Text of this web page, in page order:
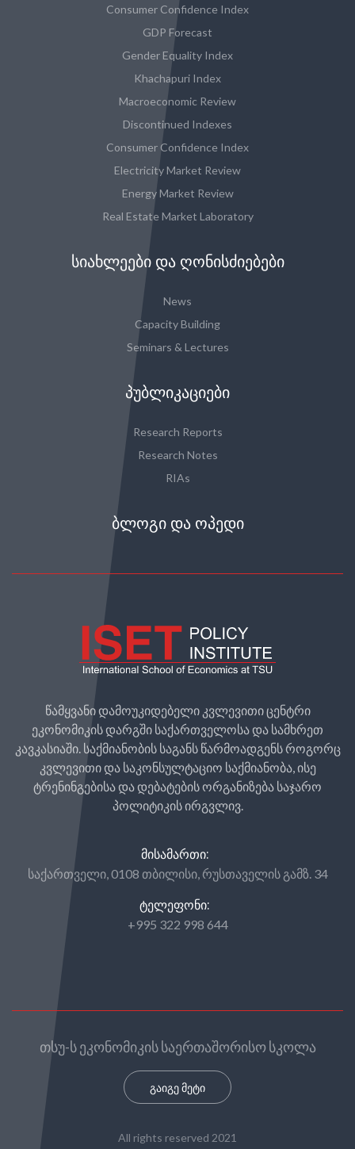
Consumer Confidence Index
GDP Forecast
Gender Equality Index
Khachapuri Index
Macroeconomic Review
Discontinued Indexes
Consumer Confidence Index
Electricity Market Review
Energy Market Review
Real Estate Market Laboratory
ᲡᲘᲐᲮᲚᲔᲔᲑᲘ ᲓᲐ ᲦᲝᲜᲘᲡᲫᲘᲔᲑᲔᲑᲘ
News
Capacity Building
Seminars & Lectures
ᲞᲣᲑᲚᲘᲙᲐᲪᲘᲔᲑᲘ
Research Reports
Research Notes
RIAs
ᲑᲚᲝᲒᲘ ᲓᲐ ᲝᲞᲔᲓᲘ
წამყვანი დამოუკიდებელი კვლევითი ცენტრი
ეკონომიკის დარგში საქართველოსა და სამხრეთ
კავკასიაში. საქმიანობის საგანს წარმოადგენს როგორც
კვლევითი და საკონსულტაციო საქმიანობა, ისე
ტრენინგებისა და დებატების ორგანიზება საჯარო
პოლიტიკის ირგვლივ.
ᲛᲘᲡᲐᲛᲐᲠᲗᲘ:
საქართველი, 0108 თბილისი, რუსთაველის გამზ. 34
ᲢᲔᲚᲔᲤᲝᲜᲘ:
+995 322 998 644
თსუ-ს ეკონომიკის საერთაშორისო სკოლა
გაიგე მეტი
All rights reserved 2021